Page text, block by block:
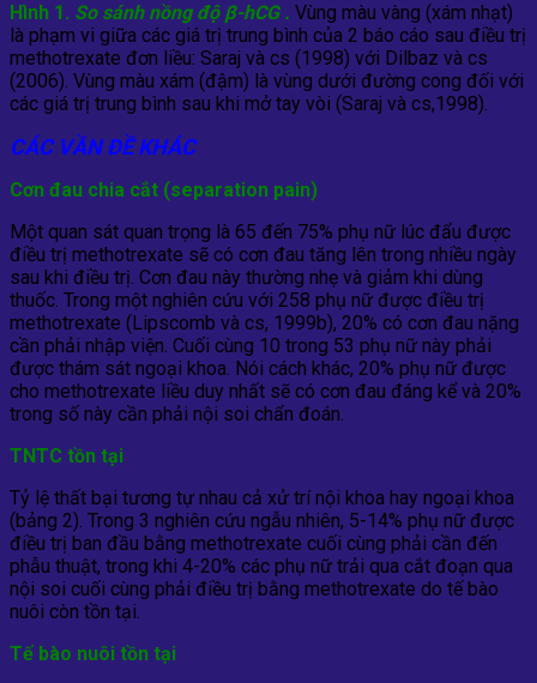
Hình 1. So sánh nồng độ β-hCG . Vùng màu vàng (xám nhạt)
là phạm vi giữa các giá trị trung bình của 2 báo cáo sau điều trị
methotrexate đơn liều: Saraj và cs (1998) với Dilbaz và cs
(2006). Vùng màu xám (đậm) là vùng dưới đường cong đối với
các giá trị trung bình sau khi mở tay vòi (Saraj và cs,1998).
CÁC VẦN ĐỀ KHÁC
Cơn đau chia cắt (separation pain)
Một quan sát quan trọng là 65 đến 75% phụ nữ lúc đẩu được
điều trị methotrexate sẽ có cơn đau tăng lên trong nhiều ngày
sau khi điều trị. Cơn đau này thường nhẹ và giảm khi dùng
thuốc. Trong một nghiên cứu với 258 phụ nữ được điều trị
methotrexate (Lipscomb và cs, 1999b), 20% có cơn đau nặng
cần phải nhập viện. Cuối cùng 10 trong 53 phụ nữ này phải
được thám sát ngoại khoa. Nói cách khác, 20% phụ nữ được
cho methotrexate liều duy nhất sẽ có cơn đau đáng kể và 20%
trong số này cần phải nội soi chẩn đoán.
TNTC tồn tại
Tỷ lệ thất bại tương tự nhau cả xử trí nội khoa hay ngoại khoa
(bảng 2). Trong 3 nghiên cứu ngẫu nhiên, 5-14% phụ nữ được
điều trị ban đầu bằng methotrexate cuối cùng phải cần đến
phẫu thuật, trong khi 4-20% các phụ nữ trải qua cắt đoạn qua
nội soi cuối cùng phải điều trị bằng methotrexate do tế bào
nuôi còn tồn tại.
Tế bào nuôi tồn tại